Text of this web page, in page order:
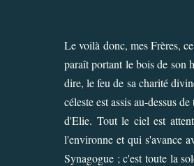
Le voilà donc, mes Frères,
paraît portant le bois de son
dire, le feu de sa charité
céleste est assis au-dessus
d'Elie. Tout le ciel est
l'environne et qui s'avance
Synagogue ; c'est toute la